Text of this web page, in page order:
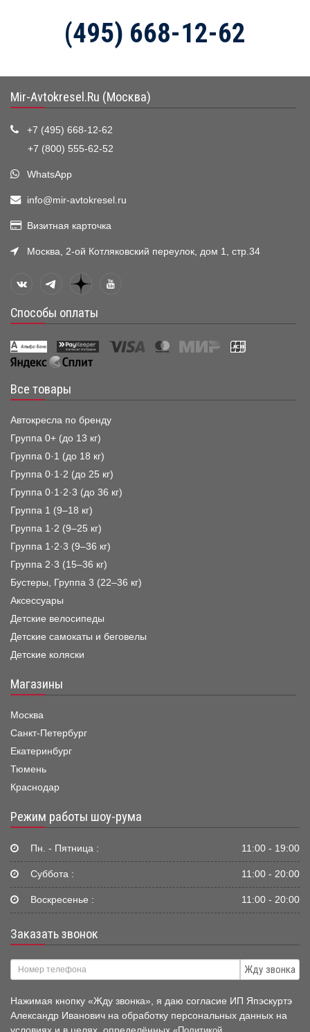
(495) 668-12-62
Mir-Avtokresel.Ru (Москва)
+7 (495) 668-12-62
+7 (800) 555-62-52
WhatsApp
info@mir-avtokresel.ru
Визитная карточка
Москва, 2-ой Котляковский переулок, дом 1, стр.34
Способы оплаты
Все товары
Автокресла по бренду
Группа 0+ (до 13 кг)
Группа 0·1 (до 18 кг)
Группа 0·1·2 (до 25 кг)
Группа 0·1·2·3 (до 36 кг)
Группа 1 (9–18 кг)
Группа 1·2 (9–25 кг)
Группа 1·2·3 (9–36 кг)
Группа 2·3 (15–36 кг)
Бустеры, Группа 3 (22–36 кг)
Аксессуары
Детские велосипеды
Детские самокаты и беговелы
Детские коляски
Магазины
Москва
Санкт-Петербург
Екатеринбург
Тюмень
Краснодар
Режим работы шоу-рума
Пн. - Пятница : 11:00 - 19:00
Суббота : 11:00 - 20:00
Воскресенье : 11:00 - 20:00
Заказать звонок
Жду звонка
Нажимая кнопку «Жду звонка», я даю согласие ИП Япэскуртэ
Александр Иванович на обработку персональных данных на